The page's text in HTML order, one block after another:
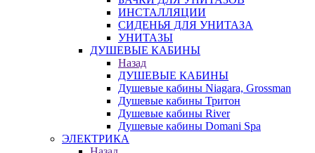
ИНСТАЛЛЯЦИИ
СИДЕНЬЯ ДЛЯ УНИТАЗА
УНИТАЗЫ
ДУШЕВЫЕ КАБИНЫ
Назад
ДУШЕВЫЕ КАБИНЫ
Душевые кабины Niagara, Grossman
Душевые кабины Тритон
Душевые кабины River
Душевые кабины Domani Spa
ЭЛЕКТРИКА